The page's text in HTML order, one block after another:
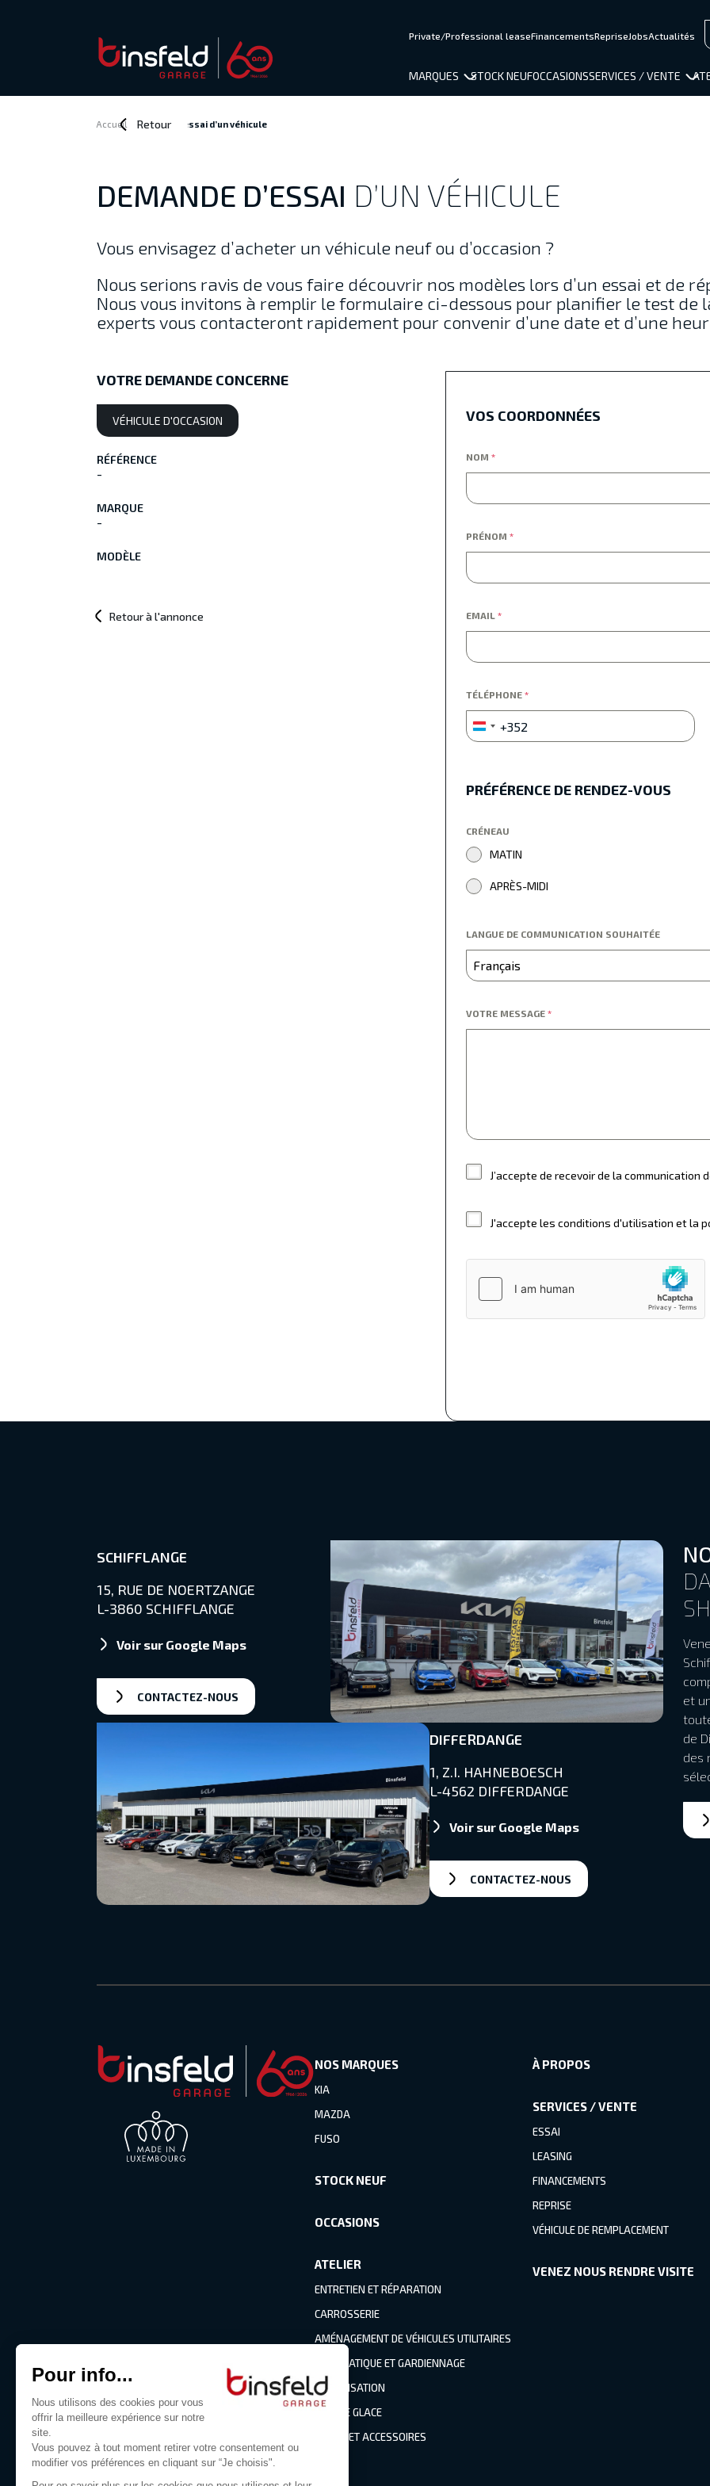
Private/Professional leaseFinancementsRepriseJobsActualités
MARQUES STOCK NEUFOCCASIONSSERVICES / VENTE
Retour
Accueil Demande d’essai d’un véhicule
DEMANDE D’ESSAI D’UN VÉHICULE
Vous envisagez d’acheter un véhicule neuf ou d’occasion ?
Nous serions ravis de vous faire découvrir nos modèles lors d’un essai et de
Nous vous invitons à remplir le formulaire ci-dessous pour planifier le test de
experts vous contacteront rapidement pour convenir d’une date et d’une
VOTRE DEMANDE CONCERNE
VÉHICULE D'OCCASION
RÉFÉRENCE
-
MARQUE
-
MODÈLE
Retour à l'annonce
VOS COORDONNÉES
NOM *
PRÉNOM *
EMAIL *
TÉLÉPHONE *
Luxembourg
+352
+352
PRÉFÉRENCE DE RENDEZ-VOUS
CRÉNEAU
MATIN
APRÈS-MIDI
LANGUE DE COMMUNICATION SOUHAITÉE
Français
VOTRE MESSAGE *
J’accepte de recevoir de la communication
J'accepte les conditions d'utilisation et la
SCHIFFLANGE
15, RUE DE NOERTZANGE
L-3860 SCHIFFLANGE
Voir sur Google Maps
CONTACTEZ-NOUS
DIFFERDANGE
1, Z.I. HAHNEBOESCH
L-4562 DIFFERDANGE
Voir sur Google Maps
CONTACTEZ-NOUS
et
de
des
NOS MARQUES
KIA
MAZDA
FUSO
STOCK NEUF
OCCASIONS
ATELIER
ENTRETIEN ET RÉPARATION
CARROSSERIE
AMÉNAGEMENT DE VÉHICULES UTILITAIRES
PNEUMATIQUE ET GARDIENNAGE
CLIMATISATION
BRIS DE GLACE
PIÈCES ET ACCESSOIRES
À PROPOS
SERVICES / VENTE
ESSAI
LEASING
FINANCEMENTS
REPRISE
VÉHICULE DE REMPLACEMENT
VENEZ NOUS RENDRE VISITE